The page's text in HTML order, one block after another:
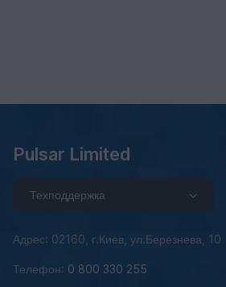
Pulsar Limited
Техподдержка
Адрес: 02160, г.Киев, ул.Березнева, 10
Телефон: 0 800 330 255